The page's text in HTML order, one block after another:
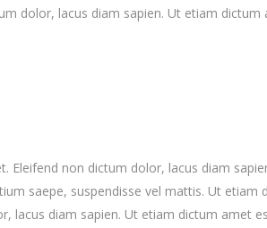
dolor, lacus diam sapien. Ut etiam
non dictum dolor, lacus diam
saepe, suspendisse vel mattis. Ut etiam
lacus diam sapien. Ut etiam dictum amet